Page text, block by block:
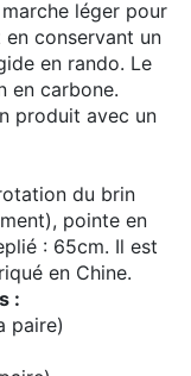
léger pour
conservant un
en rando. Le
en carbone.
produit avec un
du brin
pointe en
: 65cm. Il est
en Chine.
:
paire)